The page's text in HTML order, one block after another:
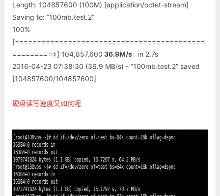
Length: 104857600 (100M) [application/octet-stream]
Saving to: “100mb.test.2”
100%
[===========================================
==========>] 104,857,600 36.9M/s in 2.7s
2016-04-23 07:38:30 (36.9 MB/s) - “100mb.test.2” saved
[104857600/104857600]
硬盘读写速度又如何呢